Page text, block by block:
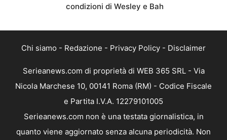
condizioni di Wesley e Bah
Chi siamo - Redazione - Privacy Policy - Disclaimer
Serieanews.com di proprietà di WEB 365 SRL - Via
Nicola Marchese 10, 00141 Roma (RM) - Codice Fiscale
e Partita I.V.A. 12279101005
Serieanews.com non è una testata giornalistica, in
quanto viene aggiornato senza alcuna periodicità. Non